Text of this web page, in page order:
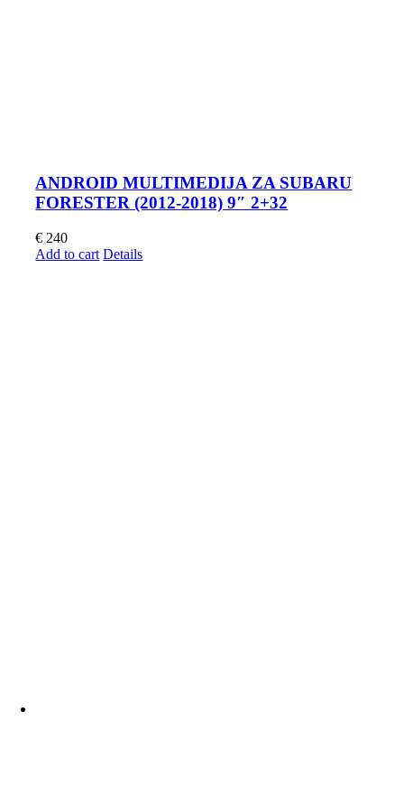
ANDROID MULTIMEDIJA ZA SUBARU
FORESTER (2012-2018) 9″ 2+32
€ 240
Add to cart Details